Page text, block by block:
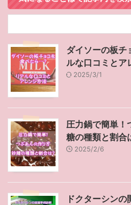
ダイソーの板
ルな口コミとア
2025/3/1
圧力鍋で簡単！
糖の種類と割合
2025/2/6
ドクターシン